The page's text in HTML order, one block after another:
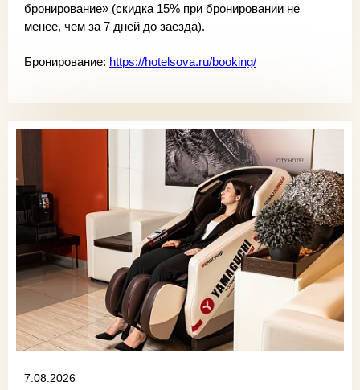
бронирование» (скидка 15% при бронировании не
менее, чем за 7 дней до заезда).
Бронирование: https://hotelsova.ru/booking/
7.08.2026